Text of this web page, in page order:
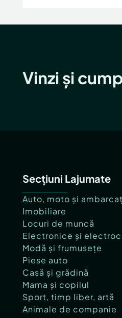
Vinzi și
Secțiuni Lajumate
Auto, moto și
Imobiliare
Locuri de muncă
Electronice și
Modă și frumusețe
Piese auto
Casă și grădină
Mama și copilul
Sport, timp liber, artă
Animale de companie